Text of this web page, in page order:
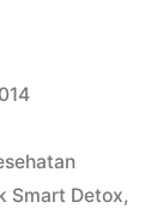
Smart Detox,